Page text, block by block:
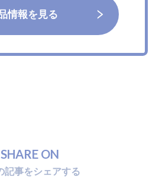
情報を見る
SHARE ON
記事をシェアする